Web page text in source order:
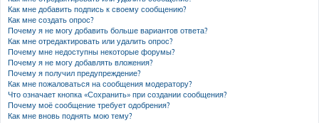
Как мне добавить подпись к своему сообщению?
Как мне создать опрос?
Почему я не могу добавить больше вариантов ответа?
Как мне отредактировать или удалить опрос?
Почему мне недоступны некоторые форумы?
Почему я не могу добавлять вложения?
Почему я получил предупреждение?
Как мне пожаловаться на сообщения модератору?
Что означает кнопка «Сохранить» при создании сообщения?
Почему моё сообщение требует одобрения?
Как мне вновь поднять мою тему?